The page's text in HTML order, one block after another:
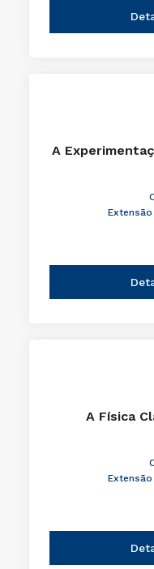
A
Extensão
A Física
Extensão